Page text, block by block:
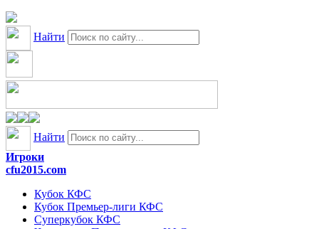
Найти
Найти
Игроки
cfu2015.com
Кубок КФС
Кубок Премьер-лиги КФС
Суперкубок КФС